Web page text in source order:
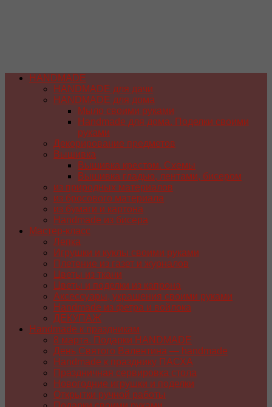
HANDMADE
HANDMADE для дачи
HANDMADE для дома
Мыло своими руками
Handmade для дома. Поделки своими
руками
Декорирование предметов
Вышивка
Вышивка крестом. Схемы
Вышивка гладью, лентами, бисером
из природных материалов
из бросового материала
из бумаги и картона
Handmade из бисера
Мастер-класс
Лепка
Игрушки и куклы своими руками
Плетение из газет и журналов
Цветы из ткани
Цветы и поделки из капрона
Аксессуары, украшения своими руками
Handmade из фетра и войлока
ДЕКУПАЖ
Handmade к праздникам
8 марта. Подарки HANDMADE
День Святого Валентина — handmade
Handmade к празднику ПАСХA
Праздничная сервировка стола
Новогодние игрушки и поделки
Открытки ручной работы